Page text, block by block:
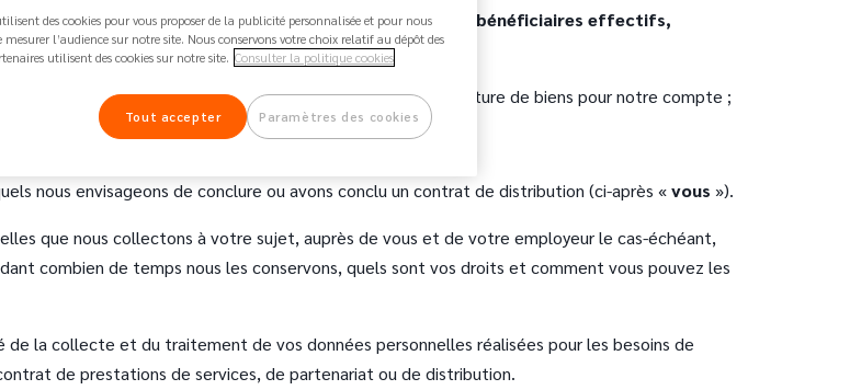
s’appliqueau personnel permanent ou non permanent, bénéficiaires effectifs,
conclu un contrat de prestations de services et/ou de fourniture de biens pour notre compte ;
conclu un contrat de partenariat ;
nous envisageons de conclure ou avons conclu un contrat de distribution (ci-après «vous »).
que nous collectons à votre sujet, auprès de vous et de votre employeur le cas-échéant,
combien de temps nous les conservons, quels sont vos droits et comment vous pouvez les
la collecte et du traitement de vos données personnelles réalisées pour les besoins de
de prestations de services, de partenariat ou de distribution.
des cookies pour vous proposer de la publicité personnalisée et pour nous
l’audience sur notre site. Nous conservons votre choix relatif au dépôt des
utilisent des cookies sur notre site. Consulter la politique cookies
Paramètres des cookies
Tout accepter